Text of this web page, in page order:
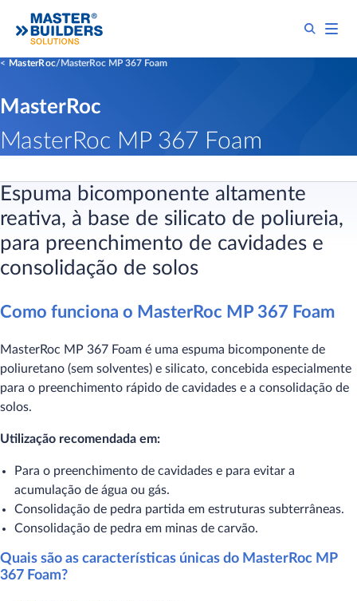
MasterRoc MasterRoc MP 367 Foam
MasterRoc
MasterRoc MP 367 Foam
Espuma bicomponente altamente
reativa, à base de silicato de poliureia,
para preenchimento de cavidades e
consolidação de solos
​Como funciona o MasterRoc MP 367 Foam
MasterRoc MP 367 Foam é uma espuma bicomponente de
poliuretano (sem solventes) e silicato, concebida especialmente
para o preenchimento rápido de cavidades e a consolidação de
solos.
Utilização recomendada em:
Para o preenchimento de cavidades e para evitar a
acumulação de água ou gás.
Consolidação de pedra partida em estruturas subterrâneas.
Consolidação de pedra em minas de carvão.
Quais são as características únicas do MasterRoc MP
367 Foam?